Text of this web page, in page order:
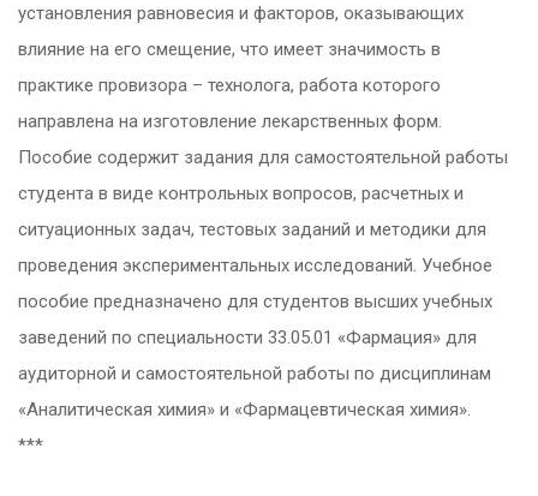
установления равновесия и факторов, оказывающих
влияние на его смещение, что имеет значимость в
практике провизора – технолога, работа которого
направлена на изготовление лекарственных форм.
Пособие содержит задания для самостоятельной работы
студента в виде контрольных вопросов, расчетных и
ситуационных задач, тестовых заданий и методики для
проведения экспериментальных исследований. Учебное
пособие предназначено для студентов высших учебных
заведений по специальности 33.05.01 «Фармация» для
аудиторной и самостоятельной работы по дисциплинам
«Аналитическая химия» и «Фармацевтическая химия».
***